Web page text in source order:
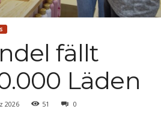
fällt
Läden
2026 51 0